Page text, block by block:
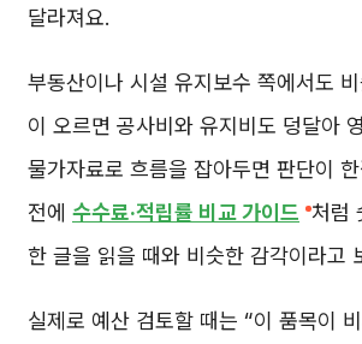
달라져요.
부동산이나 시설 유지보수 쪽에서도
이 오르면 공사비와 유지비도 덩달아
물가자료로 흐름을 잡아두면 판단이
전에 수수료·적립률 비교 가이드 처럼
한 글을 읽을 때와 비슷한 감각이라고
실제로 예산 검토할 때는 “이 품목이